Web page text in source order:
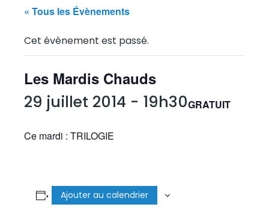
« Tous les Évènements
Cet évènement est passé.
Les Mardis Chauds
29 juillet 2014 - 19h30GRATUIT
Ce mardi : TRILOGIE
Ajouter au calendrier